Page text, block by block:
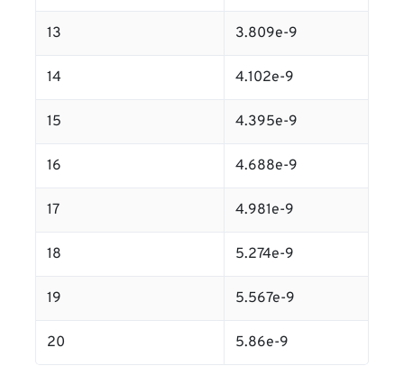
13 3.809e-9
14 4.102e-9
15 4.395e-9
16 4.688e-9
17 4.981e-9
18 5.274e-9
19 5.567e-9
20 5.86e-9